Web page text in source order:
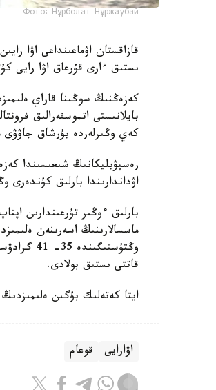
Фото: Нұрболат Нұржаубай
قازاقستان اۋماعىنداعى اۋا
ىستىق ءارى قۇرعاق اۋا رايى
كەزەڭنىڭ سوڭىنا قاراي
بايلانىستى اتموسفەرالىق
كەي وڭىرلەردە بۇرشاق جاۋۋى
رەسپۋبليكانىڭ شىعىسىندا
اۋداندارىندا بارلىق
بارلىق ءوڭىر تۇرعىندارىن
قاتتى ىستىق بولادى.
ايتا كەتەلىك بۇگىن
اۋارايى قوعام